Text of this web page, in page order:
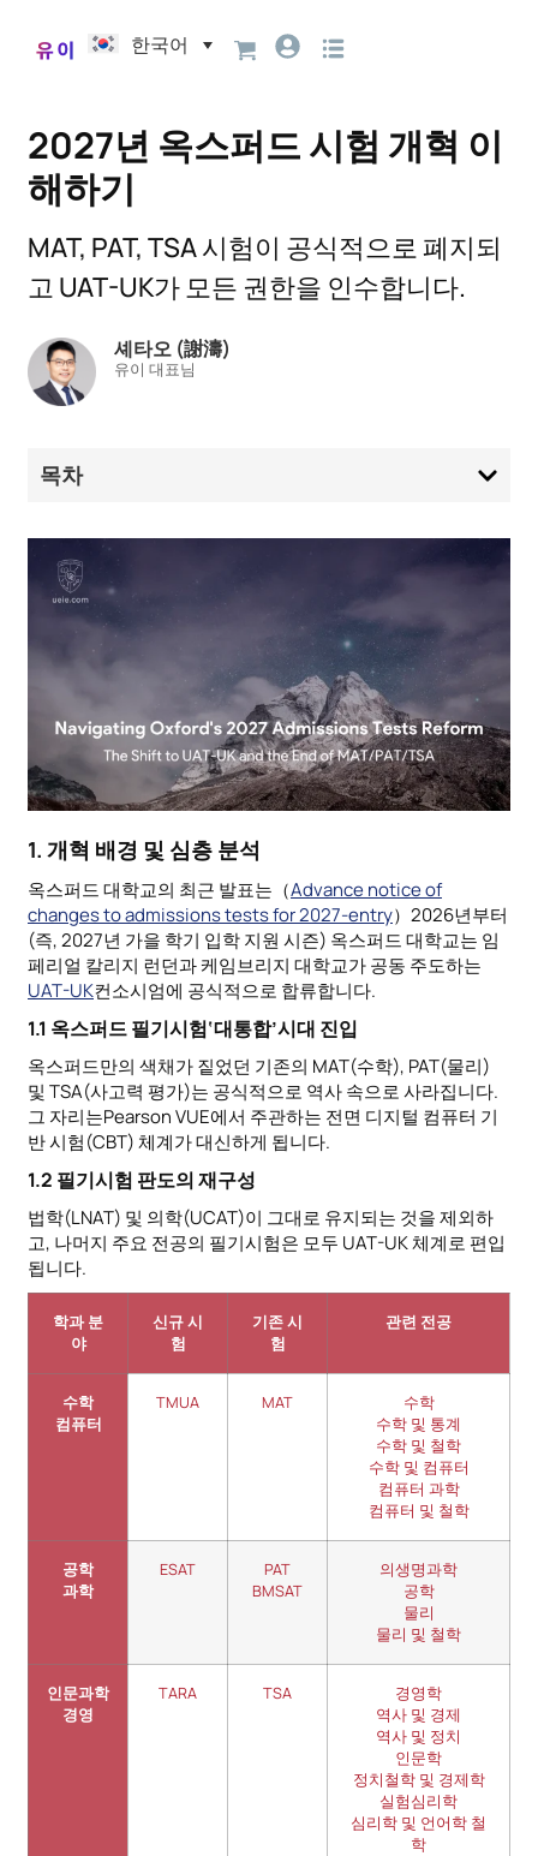
한국어
2027년 옥스퍼드 시험 개혁 이
해하기
MAT, PAT, TSA 시험이 공식적으로 폐지되
고 UAT-UK가 모든 권한을 인수합니다.
셰타오 (謝濤)
유이 대표님
목차
1. 개혁 배경 및 심층 분석
옥스퍼드 대학교의 최근 발표는（Advance notice of
changes to admissions tests for 2027-entry）2026년부터
(즉, 2027년 가을 학기 입학 지원 시즌) 옥스퍼드 대학교는 임
페리얼 칼리지 런던과 케임브리지 대학교가 공동 주도하는
UAT-UK컨소시엄에 공식적으로 합류합니다.
1.1 옥스퍼드 필기시험‘대통합’시대 진입
옥스퍼드만의 색채가 짙었던 기존의 MAT(수학), PAT(물리)
및 TSA(사고력 평가)는 공식적으로 역사 속으로 사라집니다.
그 자리는Pearson VUE에서 주관하는 전면 디지털 컴퓨터 기
반 시험(CBT) 체계가 대신하게 됩니다.
1.2 필기시험 판도의 재구성
법학(LNAT) 및 의학(UCAT)이 그대로 유지되는 것을 제외하
고, 나머지 주요 전공의 필기시험은 모두 UAT-UK 체계로 편입
됩니다.
학과 분
야
신규 시
험
기존 시
험
관련 전공
수학
컴퓨터
TMUA MAT
수학
수학 및 통계
수학 및 철학
수학 및 컴퓨터
컴퓨터 과학
컴퓨터 및 철학
공학
과학
ESAT
PAT
BMSAT
의생명과학
공학
물리
물리 및 철학
인문과학
경영
TARA TSA
경영학
역사 및 경제
역사 및 정치
인문학
정치철학 및 경제학
실험심리학
심리학 및 언어학 철
학